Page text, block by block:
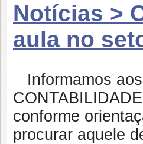
Notícias >
aula no
Informamos
conforme
procurar aquele